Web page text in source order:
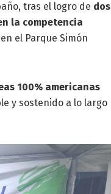
tras el logro de dos
la competencia
el Parque Simón
100% americanas
y sostenido a lo largo